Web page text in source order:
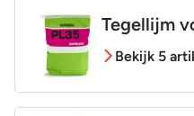
Tegellijm
Bekijk 5